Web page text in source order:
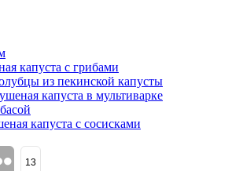
капуста с грибами
из пекинской капусты
капуста в мультиварке
капуста с сосисками
13